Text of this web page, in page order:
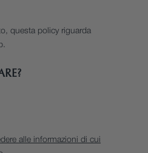
questa policy riguarda
alle informazioni di cui